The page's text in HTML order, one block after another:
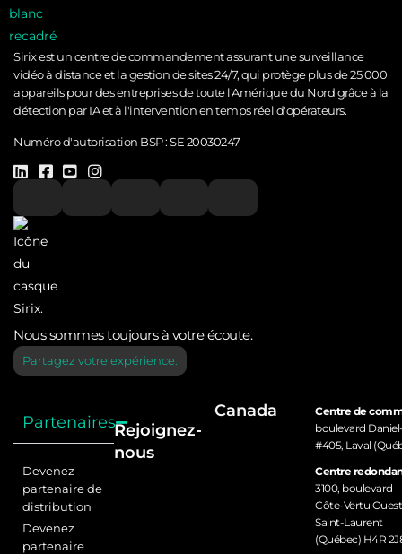
Sirix est un centre de commandement assurant une surveillance
vidéo à distance et la gestion de sites 24/7, qui protège plus de 25 000
appareils pour des entreprises de toute l'Amérique du Nord grâce à la
détection par IA et à l'intervention en temps réel d'opérateurs.
Numéro d'autorisation BSP :SE 20030247
Nous sommes toujours à votre écoute.
Partagez votre expérience.
Partenaires
Devenez
partenaire de
distribution
Devenez
partenaire
Rejoignez-
nous
Canada
Centre de
boulevard
#405, Laval
Centre
3100, boulevard
Côte-Vertu
Saint-Laurent
(Québec) H4R